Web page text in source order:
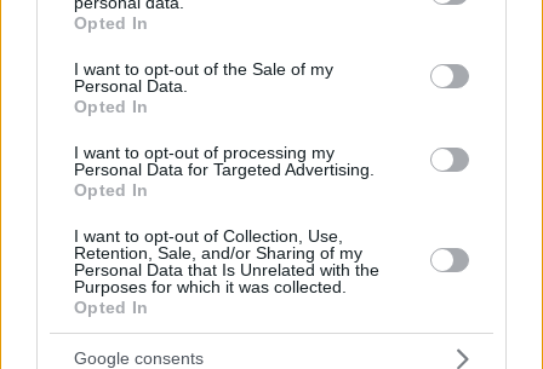
grant or deny consent to Google and its third-party tags to
use your data for below specified purposes in below Google
consent section.
Opted In
I want to opt-out of the Sale of my
Personal Data.
Opted In
I want to opt-out of processing my
Personal Data for Targeted Advertising.
Opted In
I want to opt-out of Collection, Use,
Retention, Sale, and/or Sharing of my
Personal Data that Is Unrelated with the
Purposes for which it was collected.
Opted In
Google consents
Αριστοτέλης Δαμίγος: Σε κλίμα
οδύνης έγινε η αποτέφρωση του
συντονιστή που σκοτώθηκε μετά τη
φωτογραφίες
06.08.2026, 20:03
Γιώργος Παράσχος: Χαμογελαστός,
δίνει τη μάχη του με τον καρκίνο,
μπήκε στο νοσοκομείο για νέα
θεραπεία